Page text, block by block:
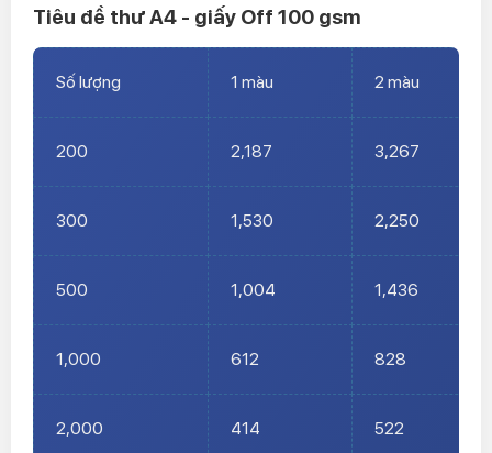
Tiêu đề thư A4 - giấy Off 100 gsm
Số lượng 1 màu 2 màu
200 2,187 3,267
300 1,530 2,250
500 1,004 1,436
1,000 612 828
2,000 414 522